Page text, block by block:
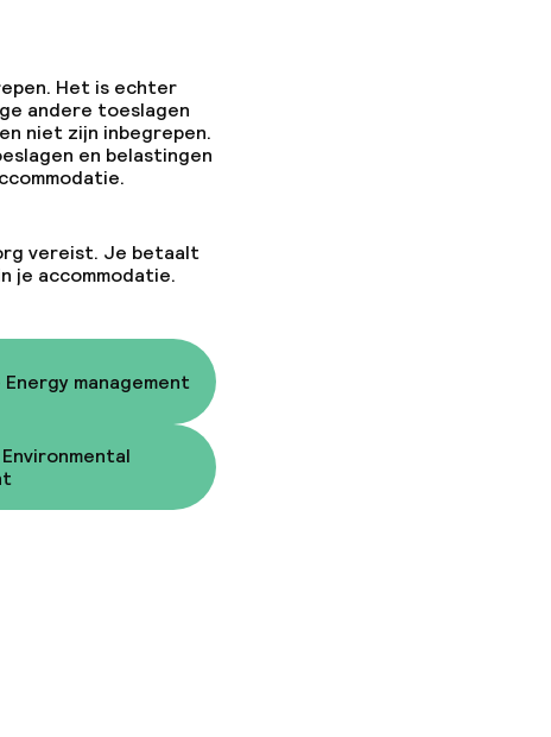
Het is echter
andere toeslagen
niet zijn inbegrepen.
en belastingen
vereist. Je betaalt
je accommodatie.
Energy management
Environmental